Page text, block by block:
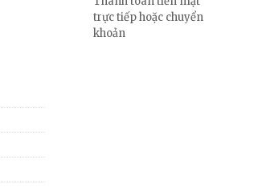
trực tiếp hoặc chuyển
khoản